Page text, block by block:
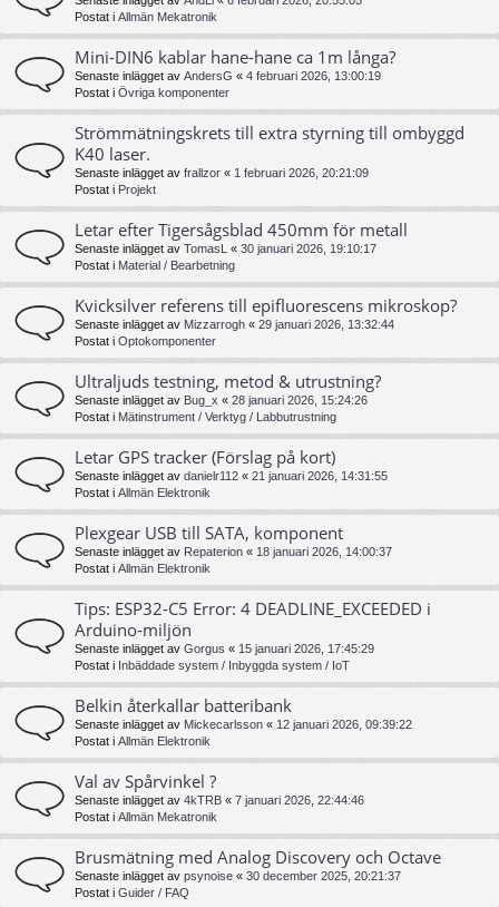
Postat i Allmän Mekatronik
Mini-DIN6 kablar hane-hane ca 1m långa?
Senaste inlägget av AndersG « 4 februari 2026, 13:00:19
Postat i Övriga komponenter
Strömmätningskrets till extra styrning till ombyggd
K40 laser.
Senaste inlägget av frallzor « 1 februari 2026, 20:21:09
Postat i Projekt
Letar efter Tigersågsblad 450mm för metall
Senaste inlägget av TomasL « 30 januari 2026, 19:10:17
Postat i Material / Bearbetning
Kvicksilver referens till epifluorescens mikroskop?
Senaste inlägget av Mizzarrogh « 29 januari 2026, 13:32:44
Postat i Optokomponenter
Ultraljuds testning, metod & utrustning?
Senaste inlägget av Bug_x « 28 januari 2026, 15:24:26
Postat i Mätinstrument / Verktyg / Labbutrustning
Letar GPS tracker (Förslag på kort)
Senaste inlägget av danielr112 « 21 januari 2026, 14:31:55
Postat i Allmän Elektronik
Plexgear USB till SATA, komponent
Senaste inlägget av Repaterion « 18 januari 2026, 14:00:37
Postat i Allmän Elektronik
Tips: ESP32-C5 Error: 4 DEADLINE_EXCEEDED i
Arduino-miljön
Senaste inlägget av Gorgus « 15 januari 2026, 17:45:29
Postat i Inbäddade system / Inbyggda system / IoT
Belkin återkallar batteribank
Senaste inlägget av Mickecarlsson « 12 januari 2026, 09:39:22
Postat i Allmän Elektronik
Val av Spårvinkel ?
Senaste inlägget av 4kTRB « 7 januari 2026, 22:44:46
Postat i Allmän Mekatronik
Brusmätning med Analog Discovery och Octave
Senaste inlägget av psynoise « 30 december 2025, 20:21:37
Postat i Guider / FAQ